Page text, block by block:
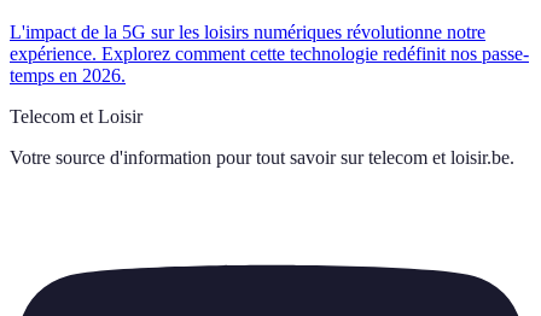
L'impact de la 5G sur les loisirs numériques révolutionne notre
expérience. Explorez comment cette technologie redéfinit nos passe-
temps en 2026.
Telecom et Loisir
Votre source d'information pour tout savoir sur telecom et loisir.be.